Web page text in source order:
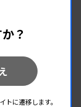
？
に遷移します。